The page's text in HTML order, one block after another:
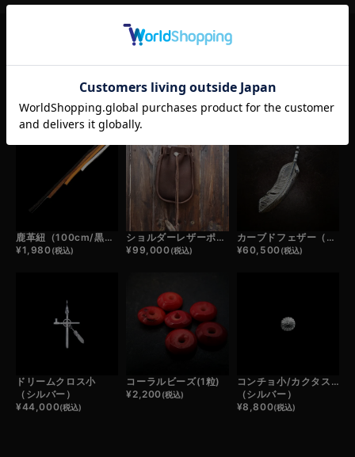
RELATED ITEM この商品の関連商品
鹿革紐（100cm/黒・濃茶・薄茶・白）
¥1,980(税込)
ショルダーレザーポーチ（茶）
¥99,000(税込)
カーブドフェザー（シルバー）
¥60,500(税込)
ドリームクロス小
（シルバー）
¥44,000(税込)
コーラルビーズ(1粒)
¥2,200(税込)
コンチョ小/カクタスフラワー
（シルバー）
¥8,800(税込)